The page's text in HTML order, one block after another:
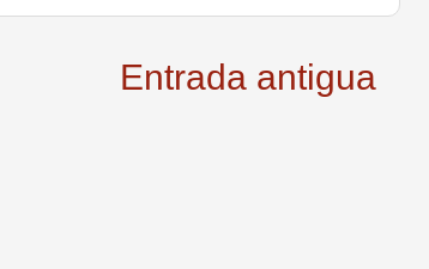
Entrada antigua